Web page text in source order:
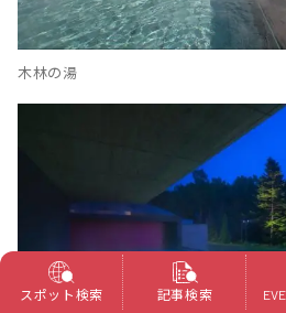
木林の湯
スポット検索 記事検索